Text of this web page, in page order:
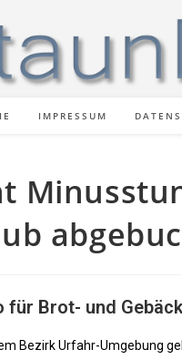
IMPRESSUM
für Brot- und
Bezirk Urfahr-Umgebung